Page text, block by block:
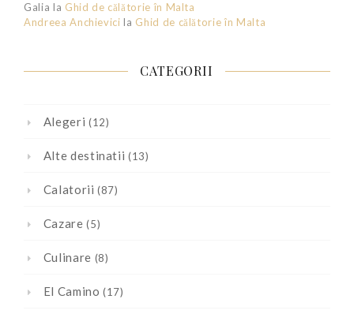
Galia la Ghid de călătorie în Malta
Andreea Anchievici la Ghid de călătorie în Malta
CATEGORII
Alegeri (12)
Alte destinatii (13)
Calatorii (87)
Cazare (5)
Culinare (8)
El Camino (17)